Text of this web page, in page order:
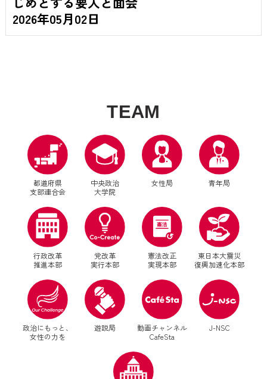
2026年05月02日
TEAM
都道府県
支部連合会
中央政治
大学院
女性局 青年局
行政改革
推進本部
党改革
実行本部
憲法改正
実現本部
東日本大震災
復興加速化本部
政治にもっと、
女性の力を
別ウィンドウリンク
遊説局
別ウィンドウリンク
動画チャンネル
CafeSta
J-NSC
別ウィンドウリンク